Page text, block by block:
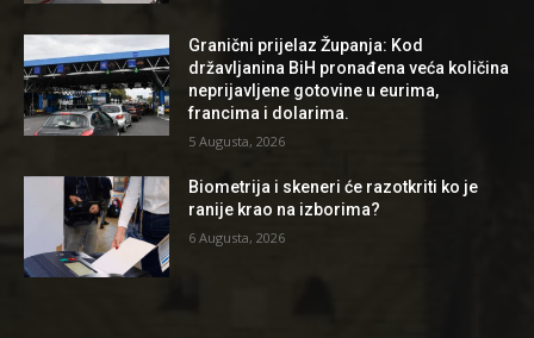
Granični prijelaz Županja: Kod
državljanina BiH pronađena veća količina
neprijavljene gotovine u eurima,
francima i dolarima.
5 Augusta, 2026
Biometrija i skeneri će razotkriti ko je
ranije krao na izborima?
6 Augusta, 2026